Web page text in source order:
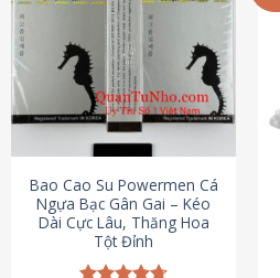
biến
thể.
Các
tùy
chọn
có
chọn
trên
trang
sản
Bao Cao Su Powermen Cá
Ngựa Bạc Gân Gai – Kéo
Dài Cực Lâu, Thăng Hoa
Tột Đỉnh